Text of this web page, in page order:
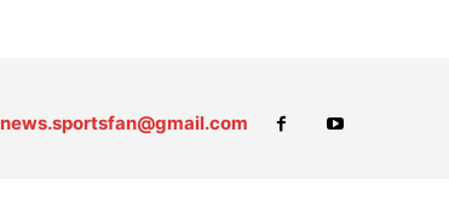
news.sportsfan@gmail.com